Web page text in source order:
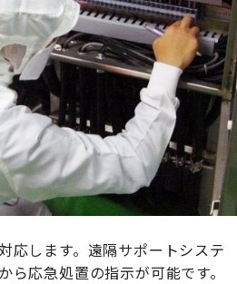
応します。遠隔サポートシステ
ら応急処置の指示が可能です。